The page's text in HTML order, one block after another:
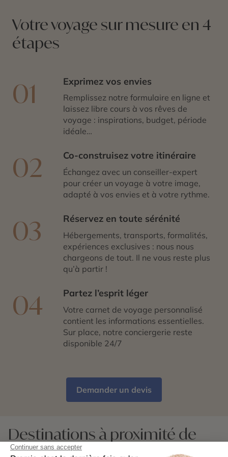
minérale et lumineuse, au cœur de l’Ouest américain.
Votre voyage sur mesure en 4
étapes
01 Exprimez vos envies
Remplissez notre formulaire en ligne et
laissez libre cours à vos rêves de
voyage : inspirations, budget, période
idéale…
02 Co-construisez votre itinéraire
Échangez avec un conseiller-expert
pour créer un voyage à votre image,
adapté à vos envies et à votre rythme.
03 Réservez en toute sérénité
Hébergements, transports, formalités,
expériences exclusives : nous nous
chargeons de tout. Il ne vous reste plus
qu’à partir !
04 Partez l’esprit léger
Votre carnet de voyage personnalisé
contient les informations essentielles.
Sur place, notre conciergerie reste
disponible 24/7
Demander un devis
Destinations à proximité de